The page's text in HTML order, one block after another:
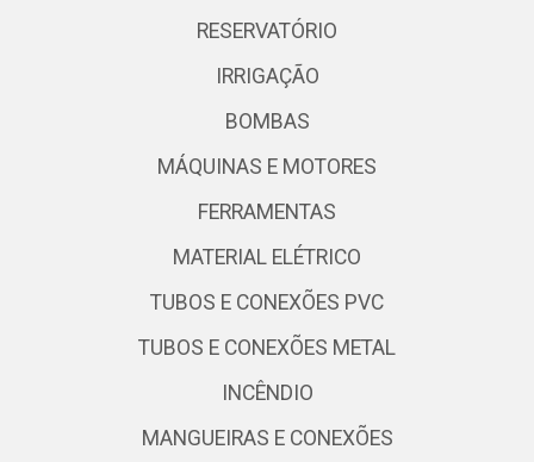
RESERVATÓRIO
IRRIGAÇÃO
BOMBAS
MÁQUINAS E MOTORES
FERRAMENTAS
MATERIAL ELÉTRICO
TUBOS E CONEXÕES PVC
TUBOS E CONEXÕES METAL
INCÊNDIO
MANGUEIRAS E CONEXÕES